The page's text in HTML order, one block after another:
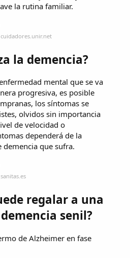
la rutina familiar.
la demencia?
mental que se va
progresiva, es posible
los síntomas se
olvidos sin importancia
de velocidad o
dependerá de la
que sufra.
regalar a una
senil?
de Alzheimer en fase